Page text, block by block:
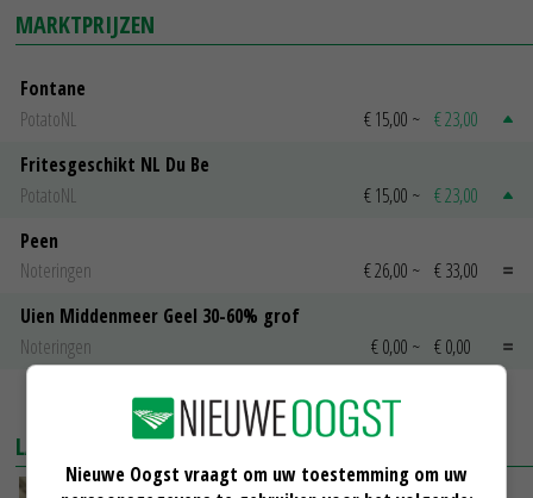
MARKTPRIJZEN
Fontane
PotatoNL
€ 15,00 ~ € 23,00
Fritesgeschikt NL Du Be
PotatoNL
€ 15,00 ~ € 23,00
Peen
Noteringen
€ 26,00 ~ € 33,00
Uien Middenmeer Geel 30-60% grof
Noteringen
€ 0,00 ~ € 0,00
MEER MARKTPRIJZEN
LAATSTE NIEUWS
Nieuwe Oogst vraagt om uw toestemming om uw